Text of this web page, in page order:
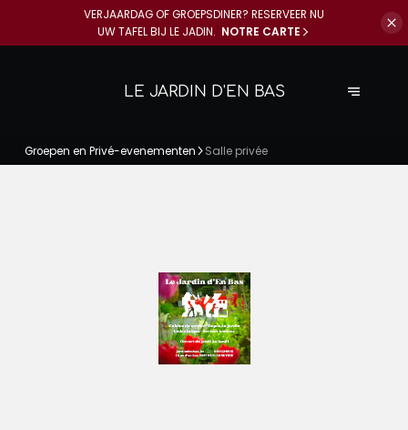
VERJAARDAG OF GROEPSDINER? RESERVEER NU
UW TAFEL BIJ LE JADIN. NOTRE CARTE
LE JARDIN D'EN BAS
Groepen en Privé-evenementen Salle privée